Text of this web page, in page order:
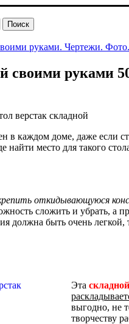
руками. Чертежи. Фото.
своими руками
верстак складной
в каждом доме, даже если
найти место для такого
откидывающуюся
сложить и убрать, а
должна быть очень
Эта
выгодно, не
творчеству